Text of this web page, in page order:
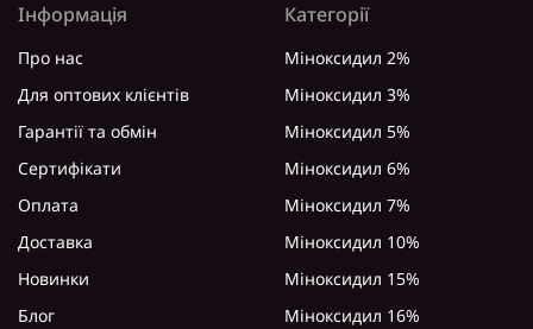
Інформація
Про нас
Для оптових клієнтів
Гарантії та обмін
Сертифікати
Оплата
Доставка
Новинки
Блог
Категорії
Міноксидил 2%
Міноксидил 3%
Міноксидил 5%
Міноксидил 6%
Міноксидил 7%
Міноксидил 10%
Міноксидил 15%
Міноксидил 16%